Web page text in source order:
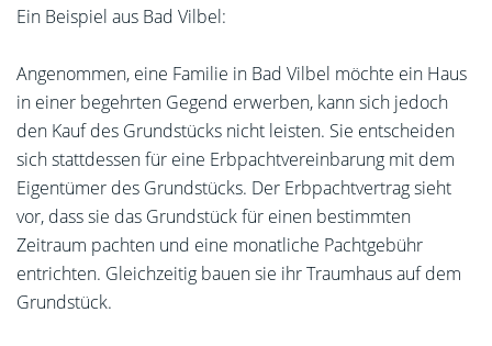
Ein Beispiel aus Bad Vilbel:
Angenommen, eine Familie in Bad Vilbel möchte ein Haus
in einer begehrten Gegend erwerben, kann sich jedoch
den Kauf des Grundstücks nicht leisten. Sie entscheiden
sich stattdessen für eine Erbpachtvereinbarung mit dem
Eigentümer des Grundstücks. Der Erbpachtvertrag sieht
vor, dass sie das Grundstück für einen bestimmten
Zeitraum pachten und eine monatliche Pachtgebühr
entrichten. Gleichzeitig bauen sie ihr Traumhaus auf dem
Grundstück.